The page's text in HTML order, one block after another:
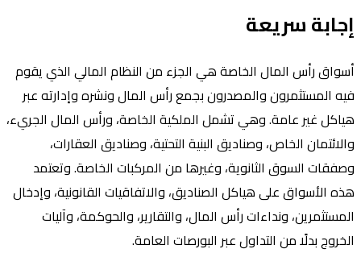
إجابة سريعة
أسواق رأس المال الخاصة هي الجزء من النظام المالي الذي يقوم
فيه المستثمرون والمصدرون بجمع رأس المال ونشره وإدارته عبر
هياكل غير عامة. وهي تشمل الملكية الخاصة، ورأس المال الجريء،
والائتمان الخاص، وصناديق البنية التحتية، وصناديق العقارات،
وصفقات السوق الثانوية، وغيرها من المركبات الخاصة. وتعتمد
هذه الأسواق على هياكل الصناديق، والاتفاقيات القانونية، وإدخال
المستثمرين، ونداءات رأس المال، والتقارير، والحوكمة، وآليات
الخروج بدلًا من التداول عبر البورصات العامة.